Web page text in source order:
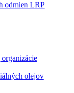
odmien LRP
olejov